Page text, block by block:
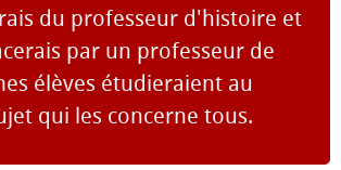
du professeur d'histoire et
par un professeur de
élèves étudieraient au
qui les concerne tous.